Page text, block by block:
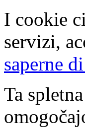
I cookie
servizi,
saperne
Ta